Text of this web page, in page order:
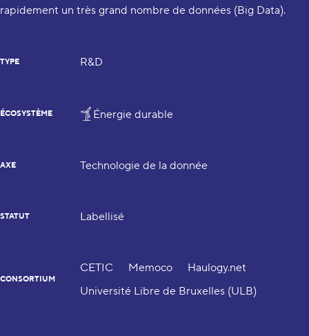
rapidement un très grand nombre de données (Big Data).
TYPE R&D
ÉCOSYSTÈME Énergie durable
AXE Technologie de la donnée
STATUT Labellisé
CONSORTIUM
CETIC Memoco
Haulogy.net
Université Libre de Bruxelles (ULB)